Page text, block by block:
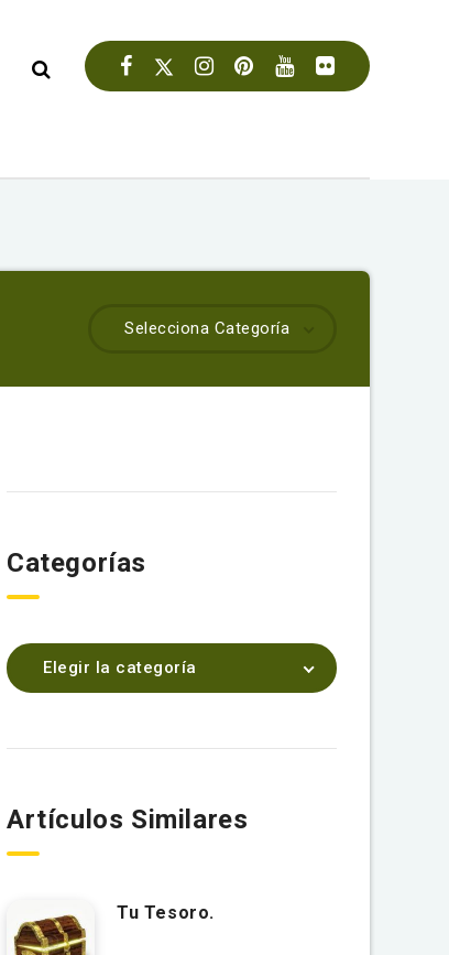
Selecciona Categoría
Categorías
Elegir la categoría
Artículos Similares
Tu Tesoro.